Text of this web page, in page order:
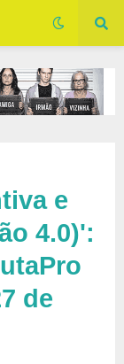
e
4.0)':
de